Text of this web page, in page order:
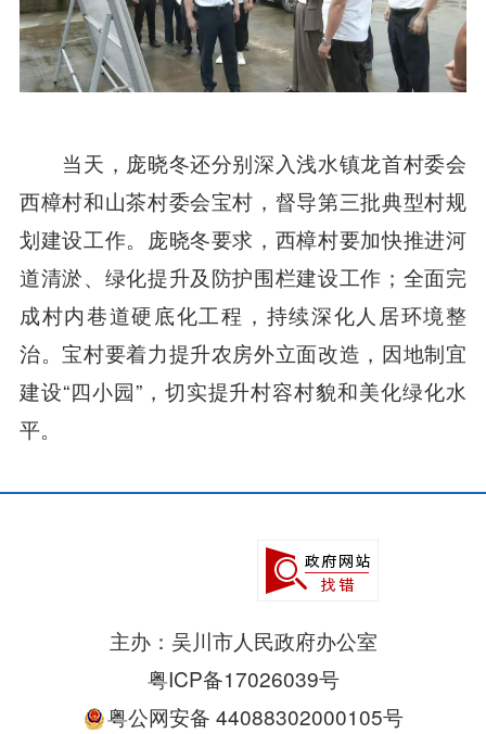
当天，庞晓冬还分别深入浅水镇龙首村委会
西樟村和山茶村委会宝村，督导第三批典型村规
划建设工作。庞晓冬要求，西樟村要加快推进河
道清淤、绿化提升及防护围栏建设工作；全面完
成村内巷道硬底化工程，持续深化人居环境整
治。宝村要着力提升农房外立面改造，因地制宜
建设“四小园”，切实提升村容村貌和美化绿化水
平。
主办：吴川市人民政府办公室
粤ICP备17026039号
粤公网安备 44088302000105号